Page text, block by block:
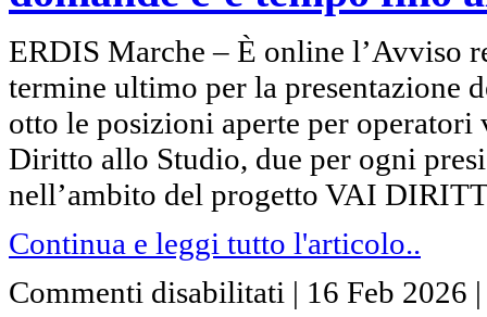
aperte
ERDIS
Marche.
presentare
domande
tempo
al
27
2026
ERDIS Marche – È online l’Avviso
termine ultimo per la presentazione
otto le posizioni aperte per
Diritto allo Studio, due per ogni
nell’ambito del progetto VAI
Continua e leggi tutto l'articolo..
Commenti disabilitati su
RALLY
| 16 Feb 2026